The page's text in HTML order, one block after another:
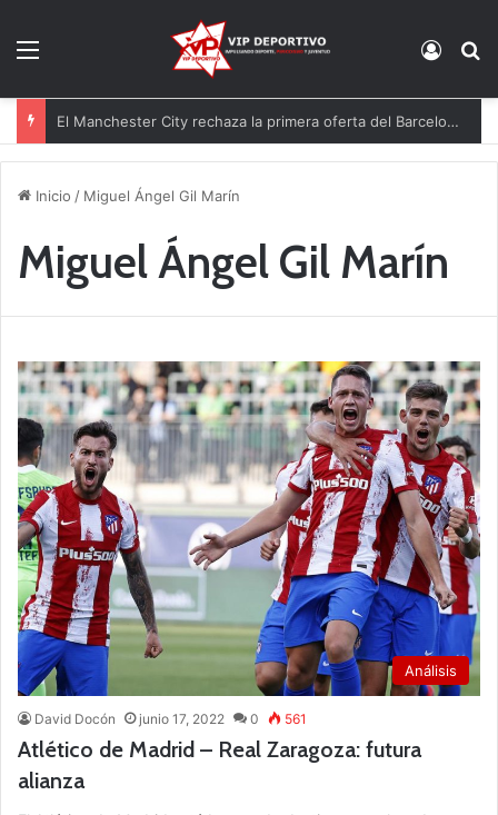
El Manchester City rechaza la primera oferta del Barcelona por Rodri
Inicio / Miguel Ángel Gil Marín
Miguel Ángel Gil Marín
Análisis
David Docón junio 17, 2022 0 561
Atlético de Madrid – Real Zaragoza: futura
alianza